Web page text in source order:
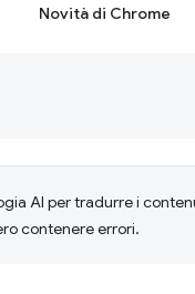
Novità di Chrome
AI per tradurre i
contenere errori.